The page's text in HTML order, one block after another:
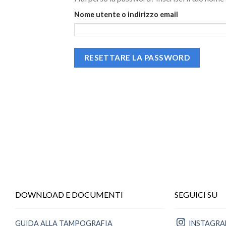
Nome utente o indirizzo email
RESETTARE LA PASSWORD
DOWNLOAD E DOCUMENTI
GUIDA ALLA TAMPOGRAFIA
SEGUICI SU